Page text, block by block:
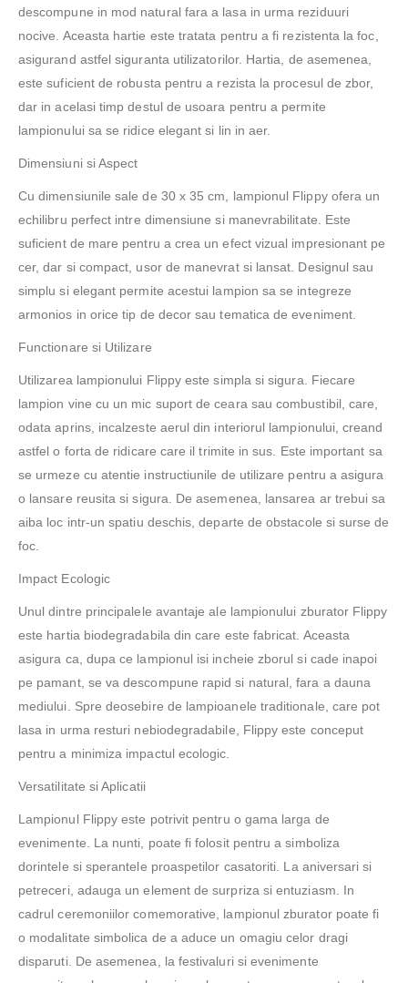
descompune in mod natural fara a lasa in urma reziduuri
nocive. Aceasta hartie este tratata pentru a fi rezistenta la foc,
asigurand astfel siguranta utilizatorilor. Hartia, de asemenea,
este suficient de robusta pentru a rezista la procesul de zbor,
dar in acelasi timp destul de usoara pentru a permite
lampionului sa se ridice elegant si lin in aer.
Dimensiuni si Aspect
Cu dimensiunile sale de 30 x 35 cm, lampionul Flippy ofera un
echilibru perfect intre dimensiune si manevrabilitate. Este
suficient de mare pentru a crea un efect vizual impresionant pe
cer, dar si compact, usor de manevrat si lansat. Designul sau
simplu si elegant permite acestui lampion sa se integreze
armonios in orice tip de decor sau tematica de eveniment.
Functionare si Utilizare
Utilizarea lampionului Flippy este simpla si sigura. Fiecare
lampion vine cu un mic suport de ceara sau combustibil, care,
odata aprins, incalzeste aerul din interiorul lampionului, creand
astfel o forta de ridicare care il trimite in sus. Este important sa
se urmeze cu atentie instructiunile de utilizare pentru a asigura
o lansare reusita si sigura. De asemenea, lansarea ar trebui sa
aiba loc intr-un spatiu deschis, departe de obstacole si surse de
foc.
Impact Ecologic
Unul dintre principalele avantaje ale lampionului zburator Flippy
este hartia biodegradabila din care este fabricat. Aceasta
asigura ca, dupa ce lampionul isi incheie zborul si cade inapoi
pe pamant, se va descompune rapid si natural, fara a dauna
mediului. Spre deosebire de lampioanele traditionale, care pot
lasa in urma resturi nebiodegradabile, Flippy este conceput
pentru a minimiza impactul ecologic.
Versatilitate si Aplicatii
Lampionul Flippy este potrivit pentru o gama larga de
evenimente. La nunti, poate fi folosit pentru a simboliza
dorintele si sperantele proaspetilor casatoriti. La aniversari si
petreceri, adauga un element de surpriza si entuziasm. In
cadrul ceremoniilor comemorative, lampionul zburator poate fi
o modalitate simbolica de a aduce un omagiu celor dragi
disparuti. De asemenea, la festivaluri si evenimente